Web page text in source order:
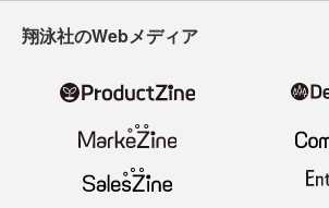
翔泳社のWebメディア